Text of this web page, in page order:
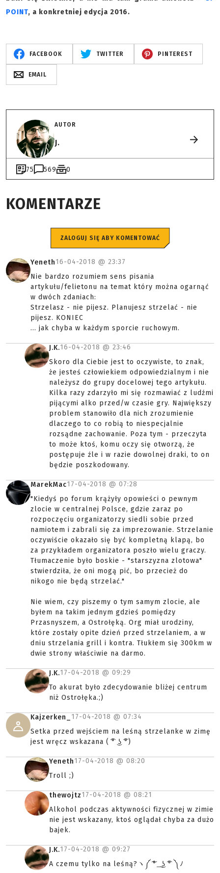
POINT, a konkretniej edycja 2016.
FACEBOOK TWITTER PINTEREST
EMAIL
AUTOR
J.
75 569 0
KOMENTARZE
ZALOGUJ SIĘ ABY KOMENTOWAĆ
Yeneth16-04-2018 @ 23:37
Nie bardzo rozumiem sens pisania
artykułu/felietonu na temat który można ogarnąć
w dwóch zdaniach:
Strzelasz - nie pijesz. Planujesz strzelać - nie
pijesz. KONIEC
... jak chyba w każdym sporcie ruchowym.
J.K.16-04-2018 @ 23:46
Skoro dla Ciebie jest to oczywiste, to znak,
że jesteś człowiekiem odpowiedzialnym i nie
należysz do grupy docelowej tego artykułu.
Kilka razy zdarzyło mi się rozmawiać z ludźmi
pijącymi alko przed/w czasie gry. Największy
problem stanowiło dla nich zrozumienie
dlaczego to co robią to niespecjalnie
rozsądne zachowanie. Poza tym - przeczyta
to może ktoś, komu oczy się otworzą, że
postępuje źle i w razie dowolnej draki, to on
będzie poszkodowany.
MarekMac17-04-2018 @ 07:28
"Kiedyś po forum krążyły opowieści o pewnym
zlocie w centralnej Polsce, gdzie zaraz po
rozpoczęciu organizatorzy siedli sobie przed
namiotem i zabrali się za imprezowanie. Strzelanie
oczywiście okazało się być kompletną klapą, bo
za przykładem organizatora poszło wielu graczy.
Tłumaczenie było boskie - "starszyzna zlotowa"
stwierdziła, że oni mogą pić, bo przecież do
nikogo nie będą strzelać."
Nie wiem, czy piszemy o tym samym zlocie, ale
byłem na takim jednym gdzieś pomiędzy
Przasnyszem, a Ostrołęką. Org miał urodziny,
które zostały opite dzień przed strzelaniem, a w
dniu strzelania grill i kontra. Tłukłem się 300km w
dwie strony właściwie na darmo.
J.K.17-04-2018 @ 09:29
To akurat było zdecydowanie bliżej centrum
niż Ostrołęka.;)
Kajzerken_ 17-04-2018 @ 07:34
Setka przed wejściem na leśną strzelanke w zimę
jest wręcz wskazana ( ͡° ͜ʖ ͡°)
Yeneth17-04-2018 @ 08:20
Troll ;)
thewojtz17-04-2018 @ 08:21
Alkohol podczas aktywności fizycznej w zimie
nie jest wskazany, ktoś oglądał chyba za dużo
bajek.
J.K.17-04-2018 @ 09:27
A czemu tylko na leśną?ヽ༼ ͠° ͟ ͜ʖ ͡° ༽ﾉ